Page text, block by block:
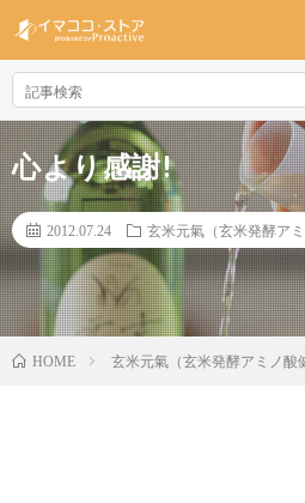
心より感謝!
2012.07.24 玄米元氣（玄米発酵ア
HOME 玄米元氣（玄米発酵アミノ酸